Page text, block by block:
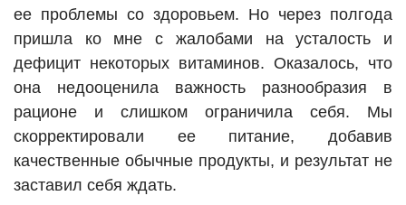
ее проблемы со здоровьем. Но через полгода
пришла ко мне с жалобами на усталость и
дефицит некоторых витаминов. Оказалось, что
она недооценила важность разнообразия в
рационе и слишком ограничила себя. Мы
скорректировали ее питание, добавив
качественные обычные продукты, и результат не
заставил себя ждать.